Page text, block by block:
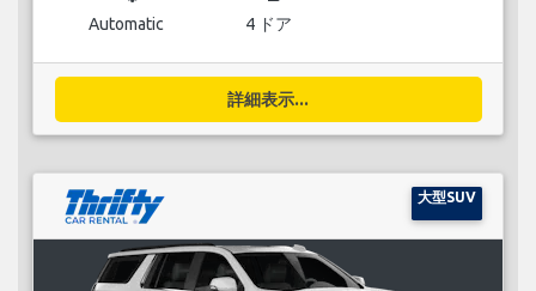
Automatic 4 ドア
詳細表示...
大型SUV